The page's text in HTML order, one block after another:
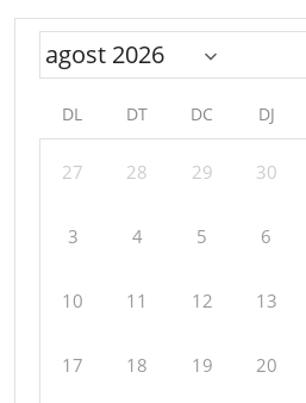
DL DT DC DJ
27 28 29 30
3 4 5 6
10 11 12 13
17 18 19 20